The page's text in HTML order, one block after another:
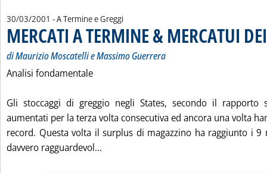
30/03/2001 - A Termine e Greggi
MERCATI A TERMINE & MERCATUI
di Maurizio Moscatelli e Massimo Guerrera
Analisi fondamentale
Gli stoccaggi di greggio negli States, secondo il rapporto
aumentati per la terza volta consecutiva ed ancora una volta
record. Questa volta il surplus di magazzino ha raggiunto i
davvero ragguardevol...